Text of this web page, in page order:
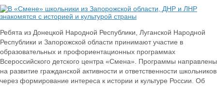
Ребята из Донецкой Народной Республики, Луганской Народной
Республики и Запорожской области принимают участие в
образовательных и профориентационных программах
Всероссийского детского центра «Смена». Программы направлены
на развитие гражданской активности и ответственности школьников
через формирование интереса к истории и культуре России. Об